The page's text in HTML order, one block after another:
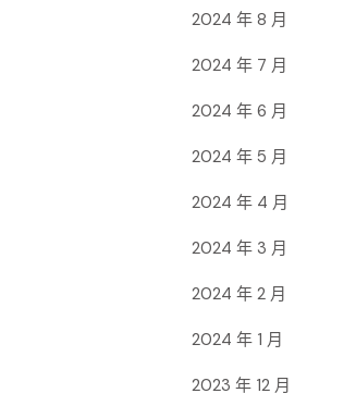
2024 年 8 月
2024 年 7 月
2024 年 6 月
2024 年 5 月
2024 年 4 月
2024 年 3 月
2024 年 2 月
2024 年 1 月
2023 年 12 月